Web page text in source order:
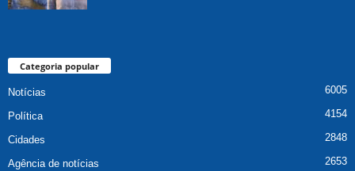
Categoria popular
Notícias 6005
Política 4154
Cidades 2848
Agência de notícias 2653